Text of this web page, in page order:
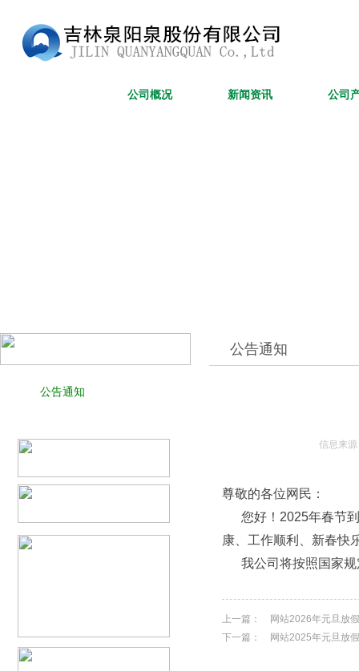
公司概况 新闻资讯 公司
公告通知
公告通知
信息来
尊敬的各位网民：
您好！2025年春节到
康、工作顺利、新春快
我公司将按照国家规
上一篇：
网站2026年元旦放
下一篇：
网站2025年元旦放